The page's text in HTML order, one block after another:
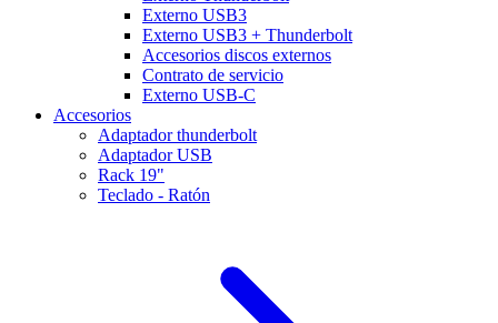
Externo USB3
Externo USB3 + Thunderbolt
Accesorios discos externos
Contrato de servicio
Externo USB-C
Accesorios
Adaptador thunderbolt
Adaptador USB
Rack 19"
Teclado - Ratón